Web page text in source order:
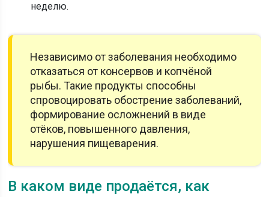
неделю.
Независимо от заболевания необходимо
отказаться от консервов и копчёной
рыбы. Такие продукты способны
спровоцировать обострение заболеваний,
формирование осложнений в виде
отёков, повышенного давления,
нарушения пищеварения.
В каком виде продаётся, как